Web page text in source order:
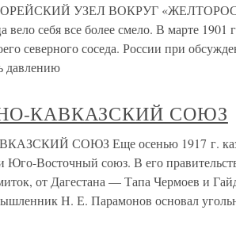
УЗЕЛ ВОКРУГ
вело себя все более смело. В марте
северного соседа. России при
давлению
КАВКАЗСКИЙ СОЮЗ
СОЮЗ Еще осенью 1917 г.
Юго-Восточный союз. В его
от Дагестана — Тапа Чермоев и
Н. Е. Парамонов основал